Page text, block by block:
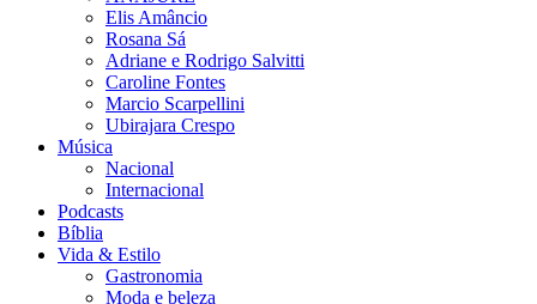
Elis Amâncio
Rosana Sá
Adriane e Rodrigo Salvitti
Caroline Fontes
Marcio Scarpellini
Ubirajara Crespo
Música
Nacional
Internacional
Podcasts
Bíblia
Vida & Estilo
Gastronomia
Moda e beleza